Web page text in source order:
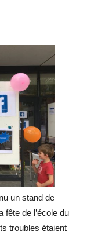
un stand de
fête de l’école du
troubles étaient